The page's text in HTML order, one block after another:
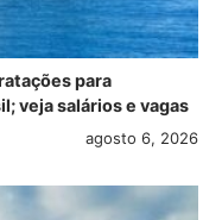
para
veja salários e vagas
agosto 6, 2026